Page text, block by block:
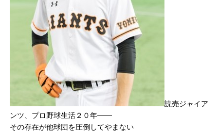
読売ジャイア
ンツ、プロ野球生活２０年――
その存在が他球団を圧倒してやまない